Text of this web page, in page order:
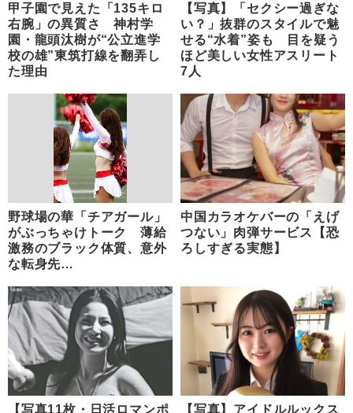
甲子園で見えた「135キロ
右腕」の異質さ 神村学
園・龍頭汰樹が“公立進学
校の雄”東筑打線を翻弄し
た理由
【写真】「セクシー過ぎな
い？」抜群のスタイルで魅
せる“水着”姿も 目を疑う
ほど美しい女性アスリート
7人
野球場の華「チアガール」
がぶっちゃけトーク 薄給
激務のブラック体質、意外
な転身先…
中国カラオケバーの「えげ
つない」肉弾サービス【恐
ろしすぎる実態】
【写真11枚・日活ロマンポ
【写真】アイドルルックス